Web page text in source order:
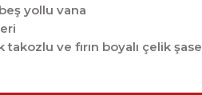
yollu vana
ve fırın boyalı çelik şase